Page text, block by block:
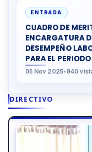
DIRECTIVO
ENTRADA
CUADRO DE
ENCARGATURA
DESEMPEÑO
PARA EL
05 Nov 2025•940